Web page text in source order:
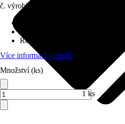
č. výrobku
Rozměry š x h bez přesahu střechy
Více informací o zboží
Množství (ks)
1 ks